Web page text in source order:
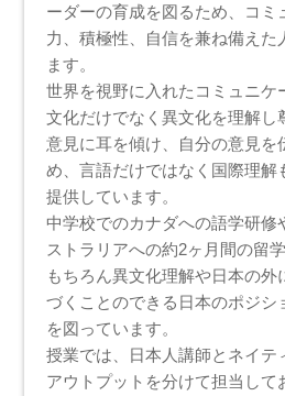
ーダーの育成を図るため、コミ
力、積極性、自信を兼ね備えた
ます。
世界を視野に入れたコミュニケ
文化だけでなく異文化を理解し
意見に耳を傾け、自分の意見を
め、言語だけではなく国際理解
提供しています。
中学校でのカナダへの語学研修
ストラリアへの約2ヶ月間の留
もちろん異文化理解や日本の
づくことのできる日本のポジシ
を図っています。
授業では、日本人講師とネイテ
アウトプットを分けて担当して